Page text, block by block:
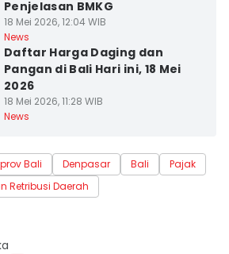
Penjelasan BMKG
18 Mei 2026, 12:04 WIB
News
Daftar Harga Daging dan
Pangan di Bali Hari ini, 18 Mei
2026
18 Mei 2026, 11:28 WIB
News
Bali Denpasar Bali
Pajak
Retribusi Daerah